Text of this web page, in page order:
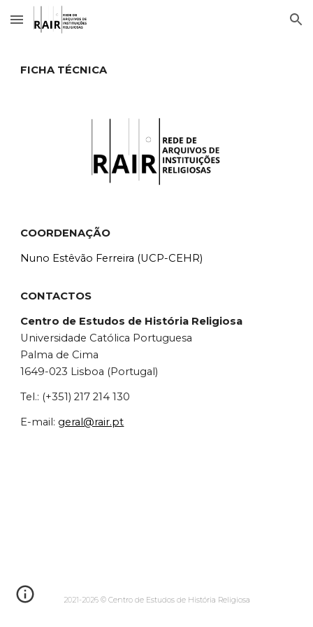
Skip to main content Skip to navigation
FICHA TÉCNICA
COORDENAÇÃO
Nuno Estêvão Ferreira (UCP-CEHR)
CONTACTOS
Centro de Estudos de História Religiosa
Universidade Católica Portuguesa
Palma de Cima
1649-023 Lisboa (Portugal)
Tel.: (+351) 217 214 130
E-mail: geral@rair.pt
2021-2026 © Centro de Estudos de História Religiosa